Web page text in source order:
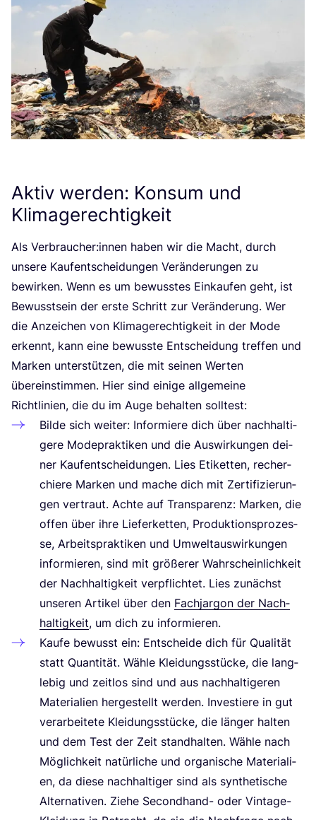
Aktiv werden: Konsum und
Klimagerechtigkeit
Als Verbraucher:innen haben wir die Macht, durch
unse­re Kauf­ent­schei­dun­gen Ver­än­de­run­gen zu
bewir­ken. Wenn es um bewuss­tes Ein­kau­fen geht, ist
Bewusst­sein der ers­te Schritt zur Ver­än­de­rung. Wer
die Anzei­chen von Kli­ma­ge­rech­tig­keit in der Mode
erkennt, kann eine bewuss­te Ent­schei­dung tref­fen und
Mar­ken unter­stüt­zen, die mit sei­nen Wer­ten
über­ein­stim­men. Hier sind eini­ge all­ge­mei­ne
Richt­li­ni­en, die du im Auge behal­ten solltest:
Bil­de sich wei­ter: Infor­mie­re dich über nach­hal­ti­
ge­re Mode­prak­ti­ken und die Aus­wir­kun­gen dei­
ner Kauf­ent­schei­dun­gen. Lies Eti­ket­ten, recher­
chie­re Mar­ken und mache dich mit Zer­ti­fi­zie­run­
gen ver­traut. Ach­te auf Trans­pa­renz: Mar­ken, die
offen über ihre Lie­fer­ket­ten, Pro­duk­ti­ons­pro­zes­
se, Arbeits­prak­ti­ken und Umwelt­aus­wir­kun­gen
infor­mie­ren, sind mit grö­ße­rer Wahr­schein­lich­keit
der Nach­hal­tig­keit ver­pflich­tet. Lies zunächst
unse­ren Arti­kel über den Fach­jar­gon der Nach­
hal­tig­keit, um dich zu informieren.
Kau­fe bewusst ein: Ent­schei­de dich für Qua­li­tät
statt Quan­ti­tät. Wäh­le Klei­dungs­stü­cke, die lang­
le­big und zeit­los sind und aus nach­hal­ti­ge­ren
Mate­ria­li­en her­ge­stellt wer­den. Inves­tie­re in gut
ver­ar­bei­te­te Klei­dungs­stü­cke, die län­ger hal­ten
und dem Test der Zeit stand­hal­ten. Wäh­le nach
Mög­lich­keit natür­li­che und orga­ni­sche Mate­ria­li­
en, da die­se nach­hal­ti­ger sind als syn­the­ti­sche
Alter­na­ti­ven. Zie­he Second­hand- oder Vin­ta­ge-